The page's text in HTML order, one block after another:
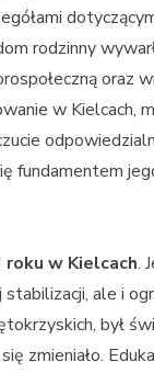
rodzinny
oraz
w Kielcach,
fundamentem
w Kielcach.
ale i
był
zmieniało.